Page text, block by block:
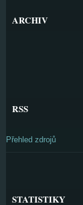
ARCHIV
RSS
Přehled zdrojů
STATISTIKY